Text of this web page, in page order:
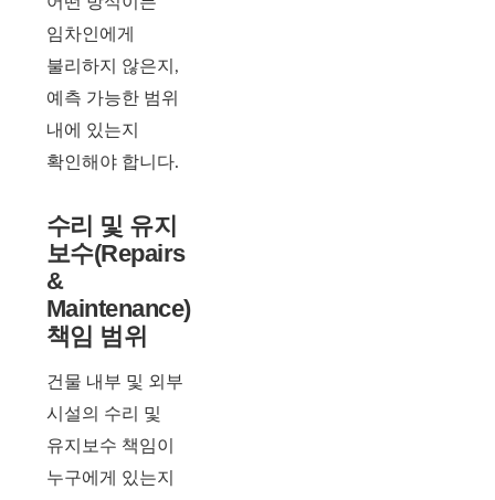
임차인에게
불리하지 않은지,
예측 가능한 범위
내에 있는지
확인해야 합니다.
수리 및 유지
보수(Repairs
&
Maintenance)
책임 범위
건물 내부 및 외부
시설의 수리 및
유지보수 책임이
누구에게 있는지